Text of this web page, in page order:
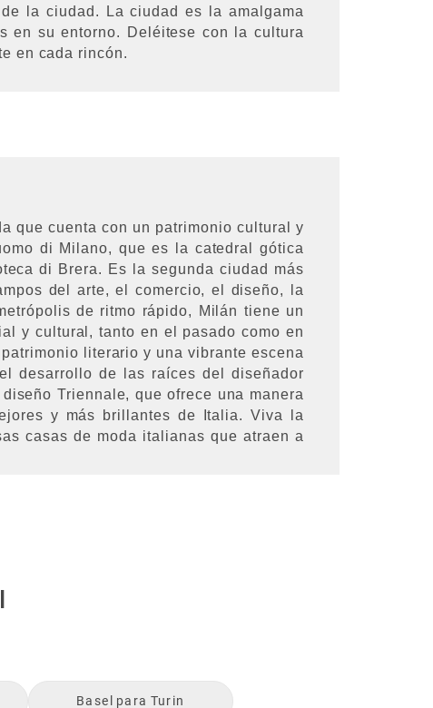
la ciudad. La ciudad es la amalgama
en su entorno. Deléitese con la cultura
en cada rincón.
que cuenta con un patrimonio cultural y
di Milano, que es la catedral gótica
di Brera. Es la segunda ciudad más
del arte, el comercio, el diseño, la
de ritmo rápido, Milán tiene un
y cultural, tanto en el pasado como en
literario y una vibrante escena
desarrollo de las raíces del diseñador
Triennale, que ofrece una manera
y más brillantes de Italia. Viva la
casas de moda italianas que atraen a
Basel para Turin